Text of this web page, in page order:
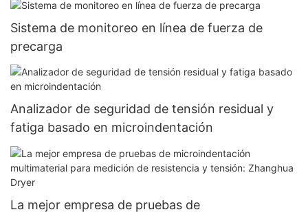
Sistema de monitoreo en línea de fuerza de
precarga
Analizador de seguridad de tensión residual y
fatiga basado en microindentación
La mejor empresa de pruebas de